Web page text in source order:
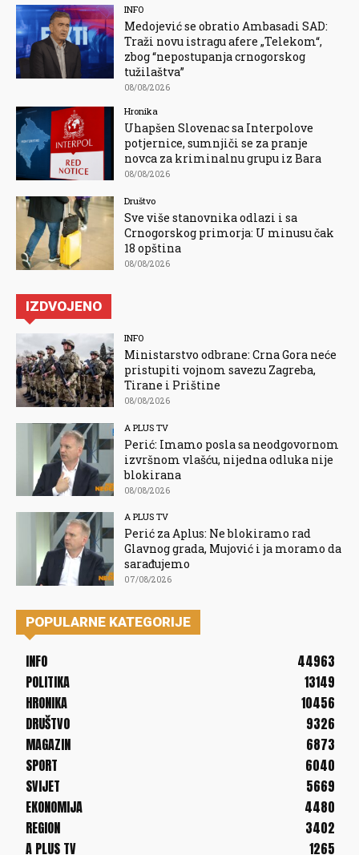
INFO
Medojević se obratio Ambasadi SAD:
Traži novu istragu afere „Telekom“,
zbog “nepostupanja crnogorskog
tužilaštva”
08/08/2026
Hronika
Uhapšen Slovenac sa Interpolove
potjernice, sumnjiči se za pranje
novca za kriminalnu grupu iz Bara
08/08/2026
Društvo
Sve više stanovnika odlazi i sa
Crnogorskog primorja: U minusu čak
18 opština
08/08/2026
IZDVOJENO
INFO
Ministarstvo odbrane: Crna Gora neće
pristupiti vojnom savezu Zagreba,
Tirane i Prištine
08/08/2026
A PLUS TV
Perić: Imamo posla sa neodgovornom
izvršnom vlašću, nijedna odluka nije
blokirana
08/08/2026
A PLUS TV
Perić za Aplus: Ne blokiramo rad
Glavnog grada, Mujović i ja moramo da
sarađujemo
07/08/2026
POPULARNE KATEGORIJE
INFO
44963
POLITIKA
13149
HRONIKA
10456
DRUŠTVO
9326
MAGAZIN
6873
SPORT
6040
SVIJET
5669
EKONOMIJA
4480
REGION
3402
A PLUS TV
1265